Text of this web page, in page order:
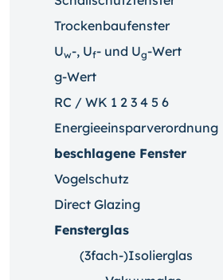
Trockenbaufenster
Uw-, Uf- und Ug-Wert
g-Wert
RC / WK 1 2 3 4 5 6
Energieeinsparverordnung
beschlagene Fenster
Vogelschutz
Direct Glazing
Fensterglas
(3fach-)Isolierglas